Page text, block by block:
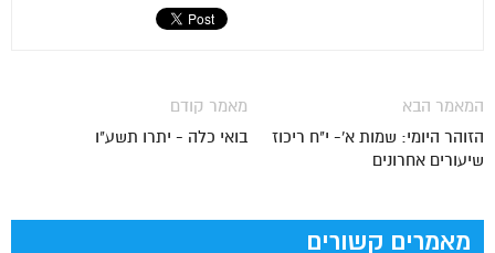
מאמר קודם
בואי כלה - יתרו תשע"ו
המאמר הבא
הזוהר היומי: שמות א'- י"ח ריכוז
שיעורים אחרונים
מאמרים קשורים